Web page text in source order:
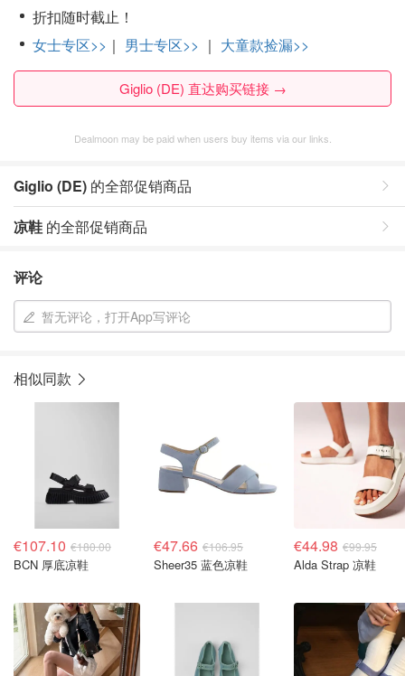
折扣随时截止！
女士专区>> ｜ 男士专区>> ｜ 大童款捡漏>>
Giglio (DE) 直达购买链接 →
Dealmoon may be paid when users buy items via our links.
Giglio (DE) 的全部促销商品
凉鞋 的全部促销商品
评论
暂无评论，打开App写评论
相似同款
€107.10 €180.00
BCN 厚底凉鞋
€47.66 €106.95
Sheer35 蓝色凉鞋
€44.98 €99.95
Alda Strap 凉鞋